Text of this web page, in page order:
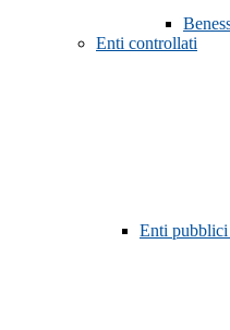
Enti controllati
Enti